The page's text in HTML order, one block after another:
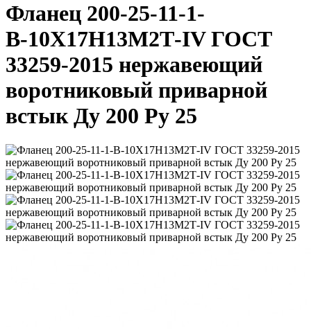
Фланец 200-25-11-1-
В-10Х17Н13М2Т-IV ГОСТ
33259-2015 нержавеющий
воротниковый приварной
встык Ду 200 Ру 25